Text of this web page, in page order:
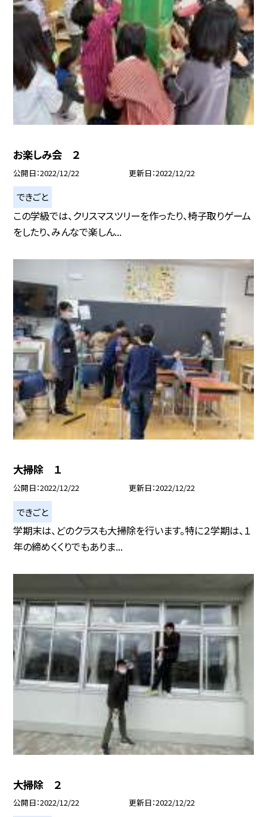
お楽しみ会 ２
公開日 2022/12/22 更新日 2022/12/22
できごと
この学級では、クリスマスツリーを作ったり、椅子取りゲーム
をしたり、みんなで楽しん...
大掃除 １
公開日 2022/12/22 更新日 2022/12/22
できごと
学期末は、どのクラスも大掃除を行います。特に２学期は、１
年の締めくくりでもありま...
大掃除 ２
公開日 2022/12/22 更新日 2022/12/22